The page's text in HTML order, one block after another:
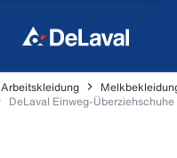
Arbeitskleidung
DeLaval Einweg-Überziehschuhe